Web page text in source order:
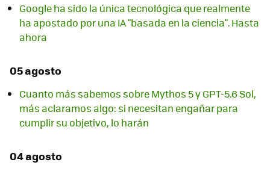
Google ha sido la única tecnológica que realmente
ha apostado por una IA "basada en la ciencia". Hasta
ahora
05 agosto
Cuanto más sabemos sobre Mythos 5 y GPT-5.6 Sol,
más aclaramos algo: si necesitan engañar para
cumplir su objetivo, lo harán
04 agosto